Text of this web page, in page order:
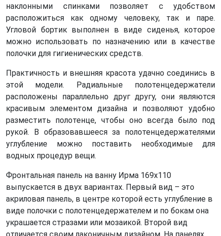
наклонными спинками позволяет с удобством
расположиться как одному человеку, так и паре.
Угловой бортик выполнен в виде сиденья, которое
можно использовать по назначению или в качестве
полочки для гигиенических средств.
Практичность и внешняя красота удачно соединись в
этой модели. Радиальные полотенцедержатели
расположены параллельно друг другу, они являются
красивым элементом дизайна и позволяют удобно
разместить полотенце, чтобы оно всегда было под
рукой. В образовавшееся за полотенцедержателями
углубление можно поставить необходимые для
водных процедур вещи.
Фронтальная панель на ванну Ирма 169х110
выпускается в двух вариантах. Первый вид – это
акриловая панель, в центре которой есть углубление в
виде полочки с полотенцедержателем и по бокам она
украшается стразами или мозаикой. Второй вид